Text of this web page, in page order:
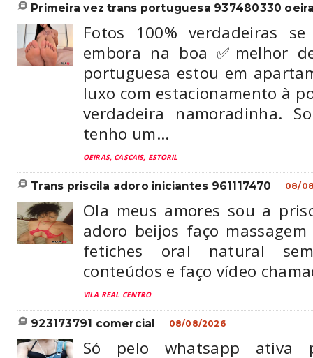
primeira vez trans portuguesa 937480330
Fotos 100% verdadeiras
embora na boa ✅melhor
portuguesa estou em
luxo com estacionamento à
verdadeira namoradinha.
tenho um...
OEIRAS, CASCAIS, ESTORIL
trans priscila adoro iniciantes 961117470 08/
Ola meus amores sou a
adoro beijos faço
fetiches oral natural
conteúdos e faço vídeo
VILA REAL CENTRO
923173791 comercial 08/08/2026
Só pelo whatsapp ativa